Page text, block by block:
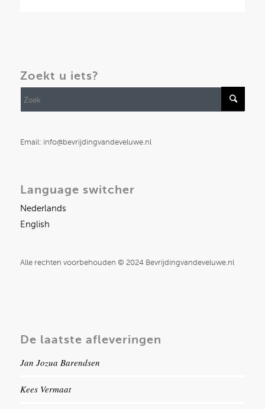
Zoekt u iets?
Email: info@bevrijdingvandeveluwe.nl
Language switcher
Nederlands
English
Alle rechten voorbehouden © 2024 Bevrijdingvandeveluwe.nl
De laatste afleveringen
Jan Jozua Barendsen
Kees Vermaat